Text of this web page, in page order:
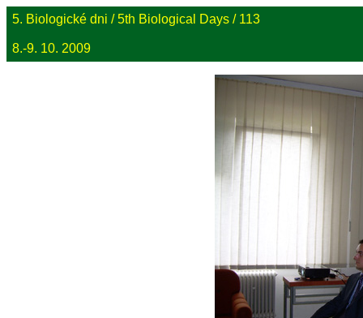
5. Biologické dni / 5th Biological Days / 113
8.-9. 10. 2009